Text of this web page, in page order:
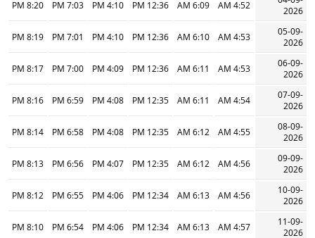
2026
4:52 AM
6:09 AM
12:36 PM
4:10 PM
7:03 PM
8:20 PM
05-09-
2026
4:53 AM
6:10 AM
12:36 PM
4:10 PM
7:01 PM
8:19 PM
06-09-
2026
4:53 AM
6:11 AM
12:36 PM
4:09 PM
7:00 PM
8:17 PM
07-09-
2026
4:54 AM
6:11 AM
12:35 PM
4:08 PM
6:59 PM
8:16 PM
08-09-
2026
4:55 AM
6:12 AM
12:35 PM
4:08 PM
6:58 PM
8:14 PM
09-09-
2026
4:56 AM
6:12 AM
12:35 PM
4:07 PM
6:56 PM
8:13 PM
10-09-
2026
4:56 AM
6:13 AM
12:34 PM
4:06 PM
6:55 PM
8:12 PM
11-09-
2026
4:57 AM
6:13 AM
12:34 PM
4:06 PM
6:54 PM
8:10 PM